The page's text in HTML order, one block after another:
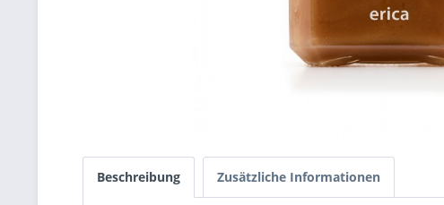
Beschreibung Zusätzliche Informationen